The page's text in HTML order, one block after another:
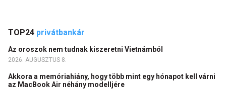
TOP24 privátbankár
Az oroszok nem tudnak kiszeretni Vietnámból
2026. AUGUSZTUS 8.
Akkora a memóriahiány, hogy több mint egy hónapot kell várni
az MacBook Air néhány modelljére